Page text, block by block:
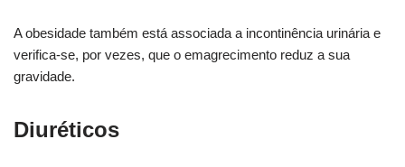
A obesidade também está associada a incontinência urinária e
verifica-se, por vezes, que o emagrecimento reduz a sua
gravidade.
Diuréticos